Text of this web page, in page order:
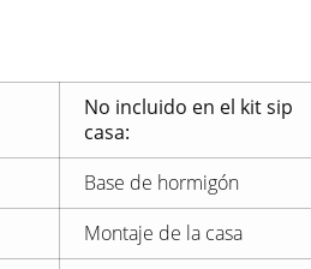
No incluido en el kit sip
casa:
Base de hormigón
Montaje de la casa